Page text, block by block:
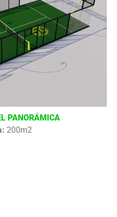
PANORÁMICA
200m2